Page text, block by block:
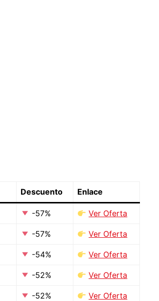
Descuento Enlace
-57% Ver Oferta
-57% Ver Oferta
-54% Ver Oferta
-52% Ver Oferta
-52% Ver Oferta